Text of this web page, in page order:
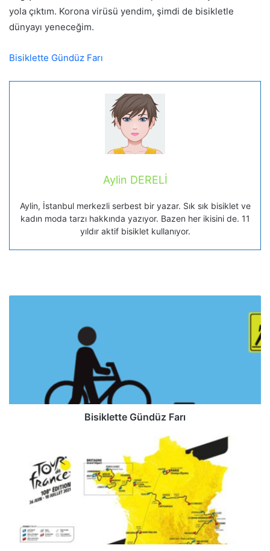
yola çıktım. Korona virüsü yendim, şimdi de bisikletle
dünyayı yeneceğim.
Bisiklette Gündüz Farı
Aylin DERELİ
Aylin, İstanbul merkezli serbest bir yazar. Sık sık bisiklet ve
kadın moda tarzı hakkında yazıyor. Bazen her ikisini de. 11
yıldır aktif bisiklet kullanıyor.
Bisiklette Gündüz Farı